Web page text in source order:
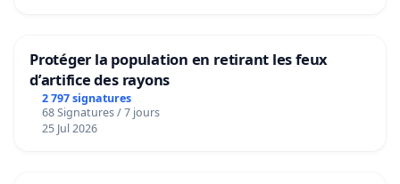
Protéger la population en retirant les feux
d’artifice des rayons
2 797 signatures
68 Signatures / 7 jours
25 Jul 2026